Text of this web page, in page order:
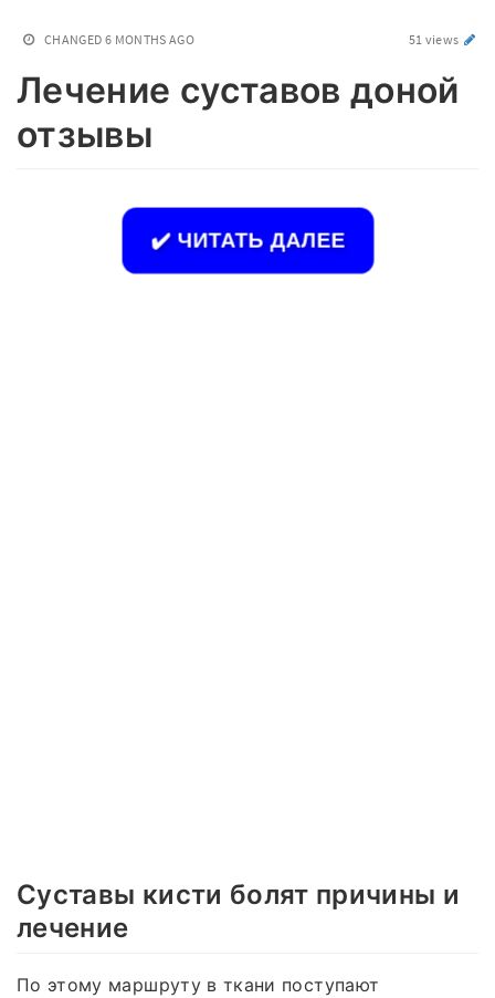
CHANGED 6 MONTHS AGO 51 views
Лечение суставов доной
отзывы
✔️ ЧИТАТЬ ДАЛЕЕ
Суставы кисти болят причины и
лечение
По этому маршруту в ткани поступают